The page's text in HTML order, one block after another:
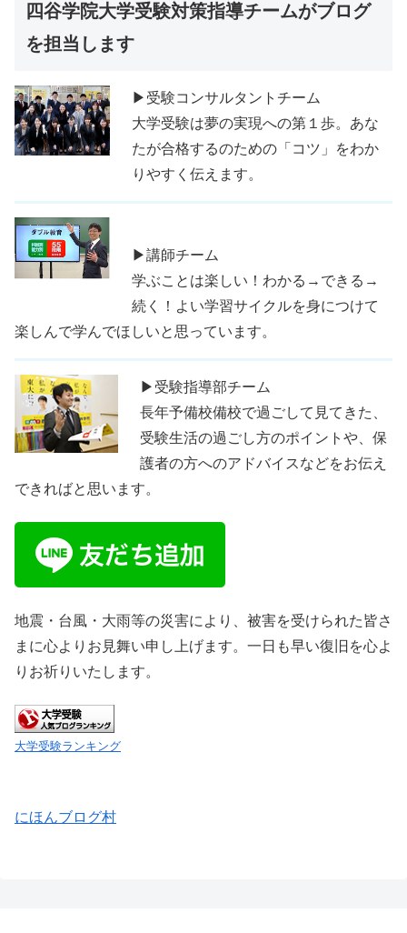
四谷学院大学受験対策指導チームがブログ
を担当します
▶受験コンサルタントチーム
大学受験は夢の実現への第１歩。あな
たが合格するのための「コツ」をわか
りやすく伝えます。
▶講師チーム
学ぶことは楽しい！わかる→できる→
続く！よい学習サイクルを身につけて
楽しんで学んでほしいと思っています。
▶受験指導部チーム
長年予備校備校で過ごして見てきた、
受験生活の過ごし方のポイントや、保
護者の方へのアドバイスなどをお伝え
できればと思います。
地震・台風・大雨等の災害により、被害を受けられた皆さ
まに心よりお見舞い申し上げます。一日も早い復旧を心よ
りお祈りいたします。
大学受験ランキング
にほんブログ村